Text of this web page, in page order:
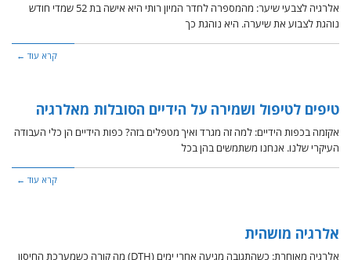
אלרגיה לצבעי שיער: מהמספרה לחדר המיון רותי היא אישה בת 52 שמדי חודש
נוהגת לצבוע את שיערה. היא נוהגת כך
קרא עוד ←
טיפים לטיפול ושמירה על הידיים הסובלות מאלרגיה
אקזמה בכפות הידיים: למה זה מגרד ואיך מטפלים בזה? כפות הידיים הן כלי העבודה
העיקרי שלנו. אנחנו משתמשים בהן בכל
קרא עוד ←
אלרגיה מושהית
אלרגיה מאוחרת: כשהתגובה מגיעה אחרי ימים (DTH) מה קורה כשמערכת החיסון